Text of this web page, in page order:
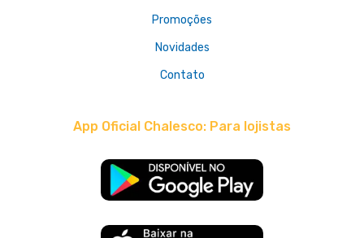
Promoções
Novidades
Contato
App Oficial Chalesco: Para lojistas